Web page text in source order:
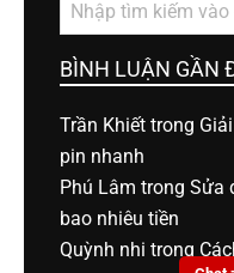
BÌNH LUẬN GẦN
Trần Khiết trong
pin nhanh
Phú Lâm trong Sửa
bao nhiêu tiền
Quỳnh nhi trong